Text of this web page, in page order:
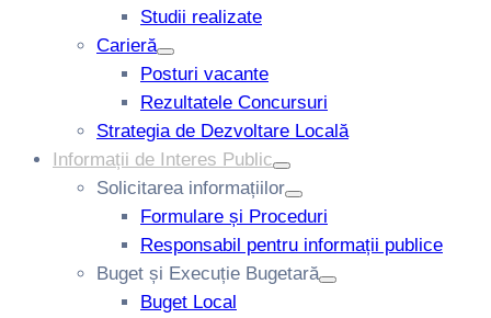
Studii realizate
Carieră
Posturi vacante
Rezultatele Concursuri
Strategia de Dezvoltare Locală
Informații de Interes Public
Solicitarea informațiilor
Formulare și Proceduri
Responsabil pentru informații publice
Buget și Execuție Bugetară
Buget Local